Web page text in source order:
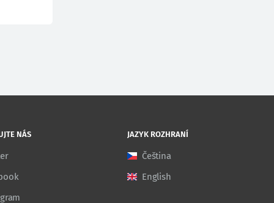
NÁS JAZYK ROZHRANÍ
Čeština
English